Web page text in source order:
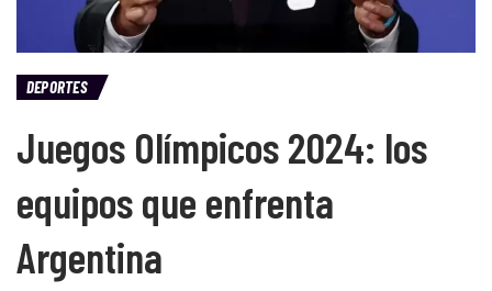
DEPORTES
Juegos Olímpicos 2024: los
equipos que enfrenta
Argentina